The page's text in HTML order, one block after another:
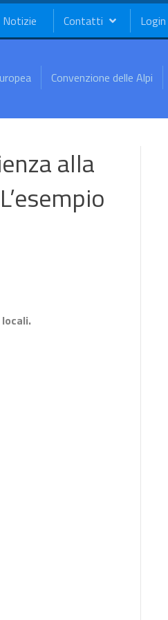
Notizie Contatti Login
Convenzione delle Alpi
alla